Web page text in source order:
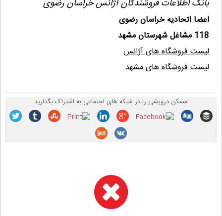
بانک اطلاعات فروشندگان آژانس خراسان رضوی
اعضا اتحادیه خراسان رضوی
118 مشاغل شهرستان مشهد
لیست فروشگاه های آژانس
لیست فروشگاه های مشهد
مسکن درویشی را در شبکه های اجتماعی به اشتراک بگذارید